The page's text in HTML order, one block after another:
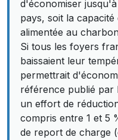
d'économiser
pays, soit la
alimentée au
Si tous les foyers
baissaient leur
permettrait
référence publié par
un effort de
compris entre 1 et 5
de report de charge